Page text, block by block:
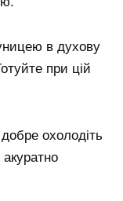
в духову
при цій
добре охолодіть